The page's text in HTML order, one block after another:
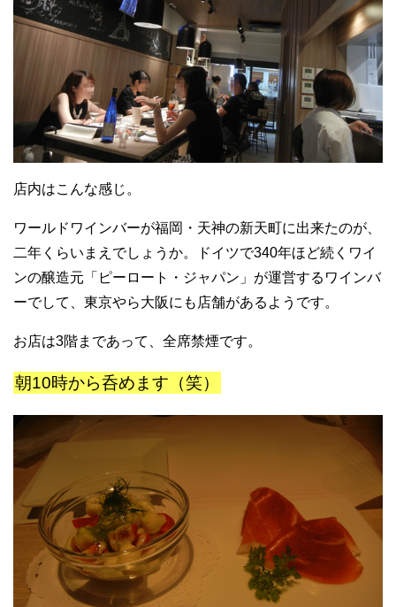
店内はこんな感じ。
ワールドワインバーが福岡・天神の新天町に出来たのが、
二年くらいまえでしょうか。ドイツで340年ほど続くワイ
ンの醸造元「ピーロート・ジャパン」が運営するワインバ
ーでして、東京やら大阪にも店舗があるようです。
お店は3階まであって、全席禁煙です。
朝10時から呑めます（笑）